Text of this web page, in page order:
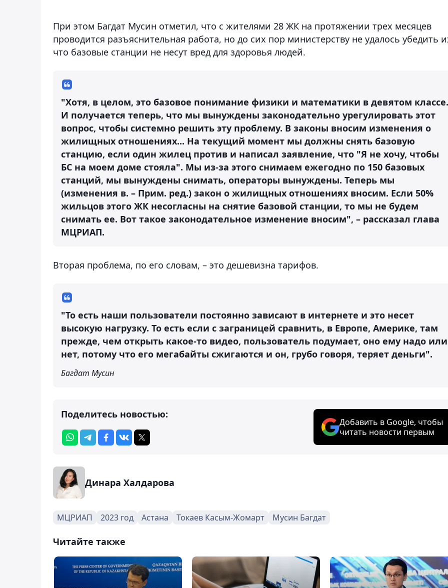
При этом Багдат Мусин отметил, что с жителями 28 ЖК на протяжении трех месяцев
проводится разъяснительная работа, но до сих пор министерству не удалось убедить
что базовые станции не несут вред для здоровья людей.
"Хотя, в целом, это базовое понимание физики и математики в девятом классе.
И получается теперь, что мы вынуждены законодательно урегулировать этот
вопрос, чтобы системно решить эту проблему. В законы вносим изменения о
жилищных отношениях... На текущий момент мы должны снять базовую
станцию, если один жилец против и написал заявление, что "Я не хочу, чтобы
БС на моем доме стояла". Мы из-за этого снимаем ежегодно по 150 базовых
станций, мы вынуждены снимать, операторы вынуждены. Теперь мы
(изменения в. – Прим. ред.) закон о жилищных отношениях вносим. Если 50%
жильцов этого ЖК несогласны на снятие базовой станции, то мы не будем
снимать ее. Вот такое законодательное изменение вносим", – рассказал глава
МЦРИАП.
Вторая проблема, по его словам, – это дешевизна тарифов.
"То есть наши пользователи постоянно зависают в интернете и это несет
высокую нагрузку. То есть если с заграницей сравнить, в Европе, Америке, там
прежде, чем открыть какое-то видео, пользователь подумает, оно ему надо или
нет, потому что его мегабайты сжигаются и он, грубо говоря, теряет деньги".
Багдат Мусин
Поделитесь новостью:
Добавить в Google, чтобы
читать новости первым
Динара Халдарова
МЦРИАП 2023 год Астана Токаев Касым-Жомарт Мусин Багдат
Читайте также